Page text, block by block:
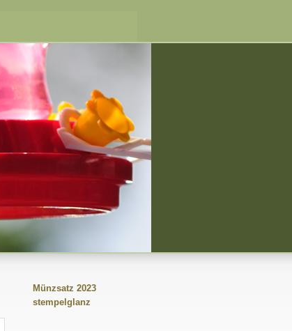
Münzsatz 2023
stempelglanz